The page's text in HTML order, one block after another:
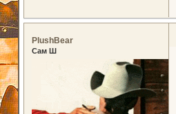
PlushBear
Сам Ш